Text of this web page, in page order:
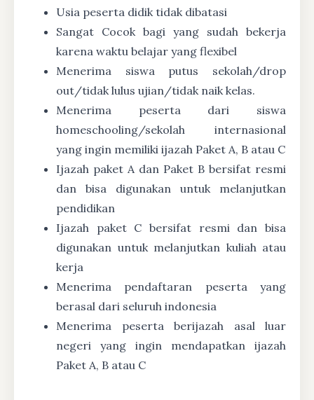
Usia peserta didik tidak dibatasi
Sangat Cocok bagi yang sudah bekerja
karena waktu belajar yang flexibel
Menerima siswa putus sekolah/drop
out/tidak lulus ujian/tidak naik kelas.
Menerima peserta dari siswa
homeschooling/sekolah internasional
yang ingin memiliki ijazah Paket A, B atau C
Ijazah paket A dan Paket B bersifat resmi
dan bisa digunakan untuk melanjutkan
pendidikan
Ijazah paket C bersifat resmi dan bisa
digunakan untuk melanjutkan kuliah atau
kerja
Menerima pendaftaran peserta yang
berasal dari seluruh indonesia
Menerima peserta berijazah asal luar
negeri yang ingin mendapatkan ijazah
Paket A, B atau C